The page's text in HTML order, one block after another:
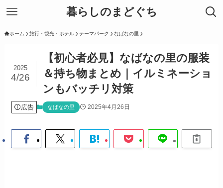
暮らしのまどぐち
ホーム 旅行・観光・ホテル テーマパーク なばなの里
【初心者必見】なばなの里の服装
＆持ち物まとめ｜イルミネーショ
ンもバッチリ対策
2025
4/26
広告 なばなの里 2025年4月26日